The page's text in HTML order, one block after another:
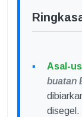
Asal-
buatan
disegel.